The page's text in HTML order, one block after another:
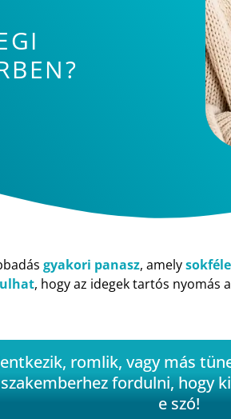
gyakori panasz, amely
, hogy az idegek tartós nyomás
romlik, vagy más
fordulni, hogy
e szó!